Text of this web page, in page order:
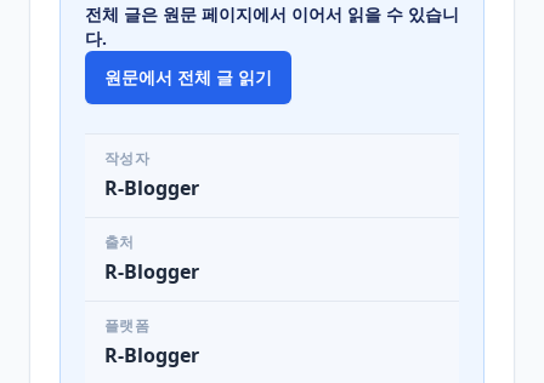
전체 글은 원문 페이지에서 이어서 읽을 수 있습니
다.
원문에서 전체 글 읽기
작성자
R-Blogger
출처
R-Blogger
플랫폼
R-Blogger